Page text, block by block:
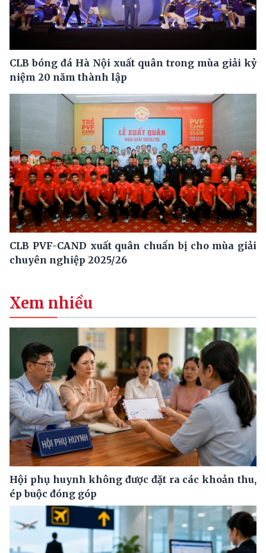
CLB bóng đá Hà Nội xuất quân trong mùa giải kỷ
niệm 20 năm thành lập
CLB PVF-CAND xuất quân chuẩn bị cho mùa giải
chuyên nghiệp 2025/26
Xem nhiều
Hội phụ huynh không được đặt ra các khoản thu,
ép buộc đóng góp